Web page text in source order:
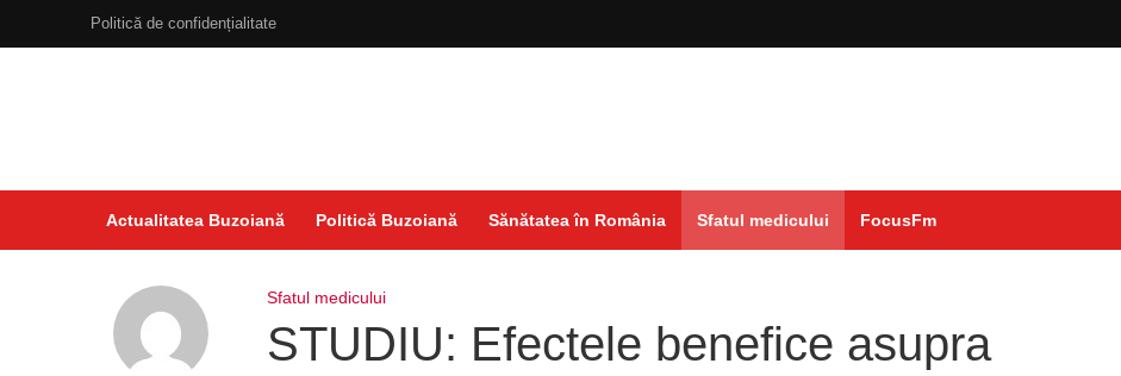
Politică de confidențialitate
Actualitatea Buzoiană Politică Buzoiană Sănătatea în România Sfatul medicului FocusFm
Sfatul medicului
STUDIU: Efectele benefice asupra